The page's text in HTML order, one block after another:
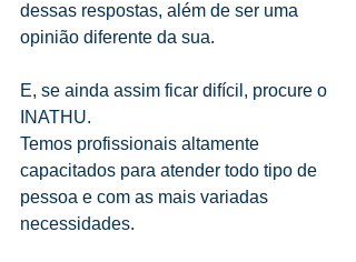
dessas respostas, além de ser uma
opinião diferente da sua.
E, se ainda assim ficar difícil, procure o
INATHU.
Temos profissionais altamente
capacitados para atender todo tipo de
pessoa e com as mais variadas
necessidades.